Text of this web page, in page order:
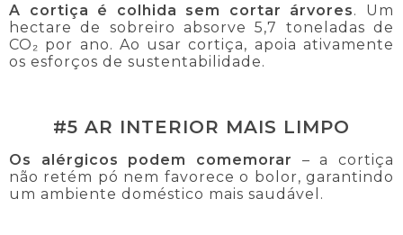
A cortiça é colhida sem cortar árvores. Um
hectare de sobreiro absorve 5,7 toneladas de
CO₂ por ano. Ao usar cortiça, apoia ativamente
os esforços de sustentabilidade.
#5 AR INTERIOR MAIS LIMPO
Os alérgicos podem comemorar
– a cortiça
não retém pó nem favorece o bolor, garantindo
um ambiente doméstico mais saudável.